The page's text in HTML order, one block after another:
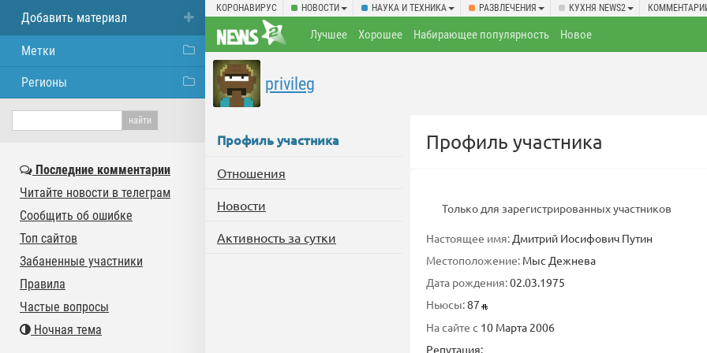
КОРОНАВИРУС НОВОСТИ НАУКА И ТЕХНИКА РАЗВЛЕЧЕНИЯ КУХНЯ NEWS2
Лучшее Хорошее Набирающее популярность Новое
privileg
Профиль участника
Отношения
Новости
Активность за сутки
Профиль участника
Только для зарегистрированных участников
Настоящее имя: Дмитрий Иосифович Путин
Местоположение: Мыс Дежнева
Дата рождения:02.03.1975
Ньюсы:87
На сайте с 10 Марта 2006
Репутация:
Добавить материал
Метки
Регионы
Последние комментарии
Читайте новости в телеграм
Сообщить об ошибке
Топ сайтов
Забаненные участники
Правила
Частые вопросы
Ночная тема